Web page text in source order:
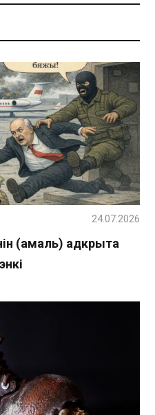
(амаль) адкрыта
24.07.2026